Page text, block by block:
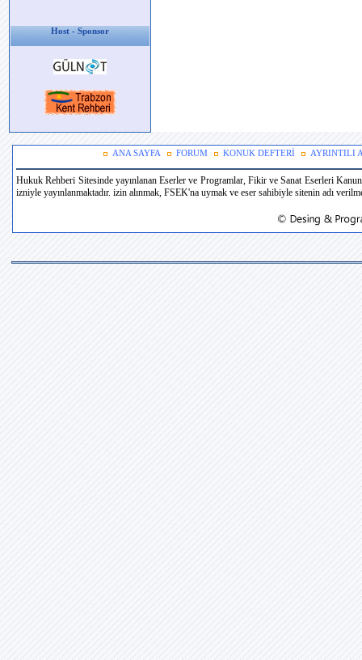
Host - Sponsor
ANA SAYFA FORUM KONUK DEFTERİ AYRINTILI
Hukuk Rehberi Sitesinde yayınlanan Eserler ve Programlar, Fikir ve Sanat Eserleri
izniyle yayınlanmaktadır. izin alınmak, FSEK'na uymak ve eser sahibiyle sitenin adı